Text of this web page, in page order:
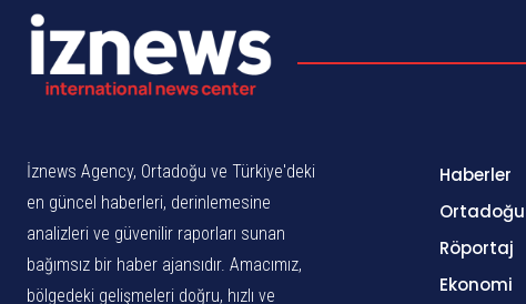
İznews Agency, Ortadoğu ve Türkiye'deki
en güncel haberleri, derinlemesine
analizleri ve güvenilir raporları sunan
bağımsız bir haber ajansıdır. Amacımız,
bölgedeki gelişmeleri doğru, hızlı ve
Haberler
Ortadoğu
Röportaj
Ekonomi